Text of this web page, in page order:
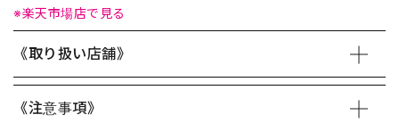
※楽天市場店で見る
《取り扱い店舗》
《注意事項》